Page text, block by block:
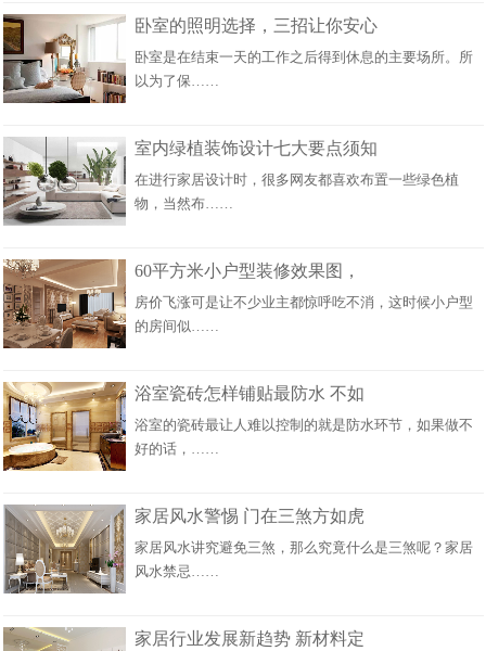
卧室的照明选择，三招让你安心
卧室是在结束一天的工作之后得到休息的主要场所。所
以为了保……
室内绿植装饰设计七大要点须知
在进行家居设计时，很多网友都喜欢布置一些绿色植
物，当然布……
60平方米小户型装修效果图，
房价飞涨可是让不少业主都惊呼吃不消，这时候小户型
的房间似……
浴室瓷砖怎样铺贴最防水 不如
浴室的瓷砖最让人难以控制的就是防水环节，如果做不
好的话，……
家居风水警惕 门在三煞方如虎
家居风水讲究避免三煞，那么究竟什么是三煞呢？家居
风水禁忌……
家居行业发展新趋势 新材料定